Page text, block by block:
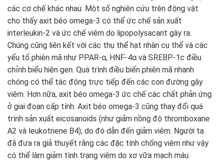
các cơ chế khác nhau. Một số nghiên cứu trên động vật
cho thấy axit béo omega-3 có thể ức chế sản xuất
interleukin-2 và ức chế viêm do lipopolysacarit gây ra.
Chúng cũng liên kết với các thụ thể hạt nhân cụ thể và các
yếu tố phiên mã như PPAR-α, HNF-4α và SREBP-1c điều
chỉnh biểu hiện gen. Quá trình điều biến phiên mã nhanh
chóng có thể tác động trực tiếp đến các con đường gây
viêm. Hơn nữa, axit béo omega-3 ức chế các chất phản ứng
ở giai đoạn cấp tính. Axit béo omega-3 cũng thay đổi quá
trình sản xuất eicosanoids (như giảm nồng độ thromboxane
A2 và leukotriene B4); do đó dẫn đến giảm viêm. Người ta
đã đưa ra giả thuyết rằng các đặc tính chống viêm như vậy
có thể làm giảm tình trạng viêm do xơ vữa mạch máu.